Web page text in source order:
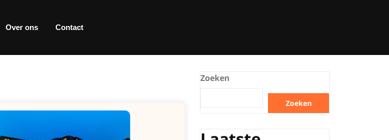
Over ons Contact
Zoeken
Zoeken